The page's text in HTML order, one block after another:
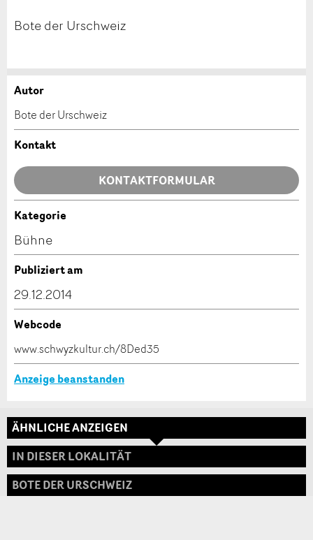
Bote der Urschweiz
Anzeige beanstanden
Ihr Feedback wird sehr geschätzt!
Allgemeines Feedback
Anzeige nicht mehr gültig
Anzeige unvollständig
* Eingabe erforderlich
Anzeige weiterempfehlen
Empfehlen Sie diese Anzeige an Freunde weiter.
* Eingabe erforderlich
Autor
Bote der Urschweiz
Kontakt
KONTAKTFORMULAR
Kontakt
Verfassen Sie eine Nachricht für die Kontaktpersonen
Adresse
Kategorie
Bühne
Publiziert am
29.12.2014
Webcode
www.schwyzkultur.ch/8Ded35
Anzeige beanstanden
ÄHNLICHE ANZEIGEN
IN DIESER LOKALITÄT
BOTE DER URSCHWEIZ